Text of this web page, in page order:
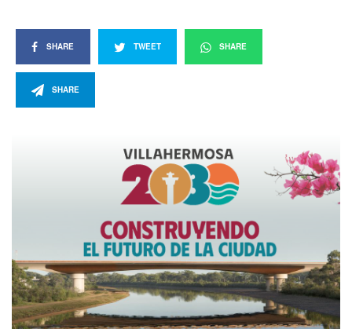
SHARE TWEET SHARE
SHARE